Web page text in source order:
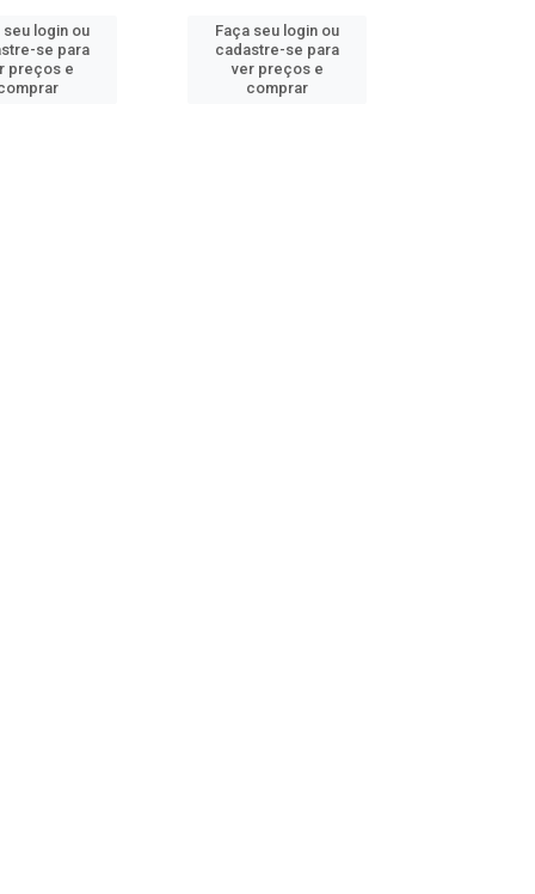
seu login ou
se para
preços e
Faça seu login ou
cadastre-se para
ver preços e
comprar